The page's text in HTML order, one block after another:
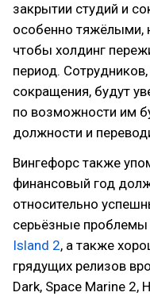
закрытии студий и
особенно тяжёлыми,
чтобы холдинг
период.
сокращения, будут
по возможности им
должности и
Вингефорс также
финансовый год
относительно
серьёзные проблемы
Island 2, а также
грядущих релизов
Dark, Space Marine 2,